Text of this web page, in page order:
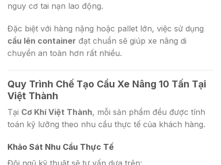
nguy cơ tai nạn lao động.
Đặc biệt với hàng nặng hoặc pallet lớn, việc sử dụng
cầu lên container đạt chuẩn sẽ giúp xe nâng di
chuyển an toàn hơn rất nhiều.
Quy Trình Chế Tạo Cầu Xe Nâng 10 Tấn Tại
Việt Thành
Tại Cơ Khí Việt Thành, mỗi sản phẩm đều được tính
toán kỹ lưỡng theo nhu cầu thực tế của khách hàng.
Khảo Sát Nhu Cầu Thực Tế
Đội ngũ kỹ thuật sẽ tư vấn dựa trên: